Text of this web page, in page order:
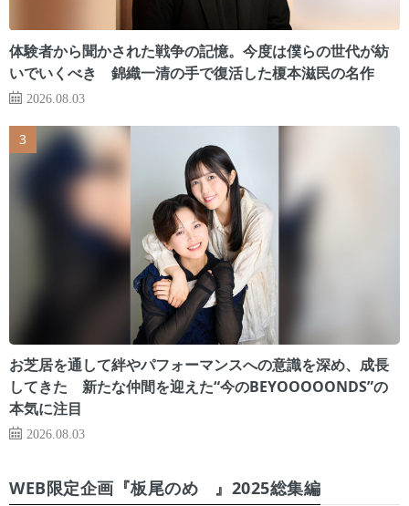
体験者から聞かされた戦争の記憶。今度は僕らの世代が紡
いでいくべき 錦織一清の手で復活した榎本滋民の名作
2026.08.03
お芝居を通して絆やパフォーマンスへの意識を深め、成長
してきた 新たな仲間を迎えた“今のBEYOOOOONDS”の
本気に注目
2026.08.03
WEB限定企画『板尾のめ゙』2025総集編